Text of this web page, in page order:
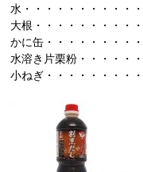
水・・・・・・・・・・
大根・・・・・・・・・
かに缶・・・・・・・・
水溶き片栗粉・・・・・
小ねぎ・・・・・・・・